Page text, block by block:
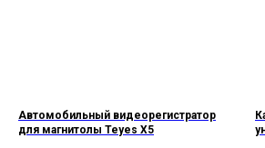
Автомобильный видеорегистратор
для магнитолы Teyes X5